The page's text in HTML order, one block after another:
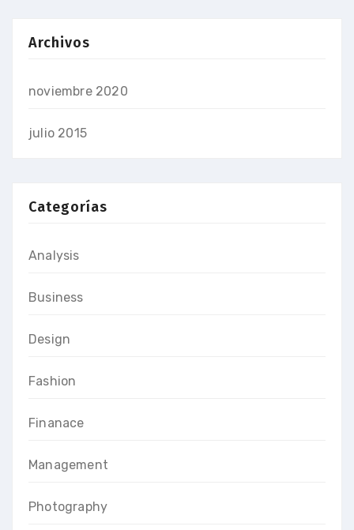
Archivos
noviembre 2020
julio 2015
Categorías
Analysis
Business
Design
Fashion
Finanace
Management
Photography